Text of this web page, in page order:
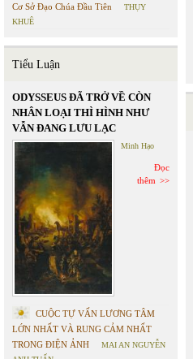
Cơ Sở Đạo Chúa Đầu Tiên
THỤY
KHUÊ
Tiểu Luận
ODYSSEUS ĐÃ TRỞ VỀ CÒN
NHÂN LOẠI THÌ HÌNH NHƯ
VẪN ĐANG LƯU LẠC
Minh Hạo
Đọc
thêm
CUỘC TỰ VẤN LƯƠNG TÂM
LỚN NHẤT VÀ RUNG CẢM NHẤT
TRONG ĐIỆN ẢNH
MAI AN NGUYỄN